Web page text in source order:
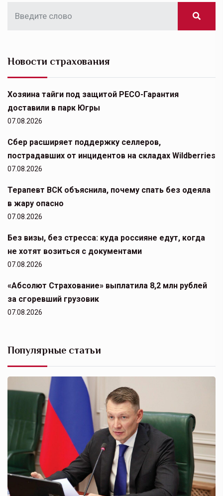
Новости страхования
Хозяина тайги под защитой РЕСО-Гарантия
доставили в парк Югры
07.08.2026
Сбер расширяет поддержку селлеров,
пострадавших от инцидентов на складах Wildberries
07.08.2026
Терапевт ВСК объяснила, почему спать без одеяла
в жару опасно
07.08.2026
Без визы, без стресса: куда россияне едут, когда
не хотят возиться с документами
07.08.2026
«Абсолют Страхование» выплатила 8,2 млн рублей
за сгоревший грузовик
07.08.2026
Популярные статьи